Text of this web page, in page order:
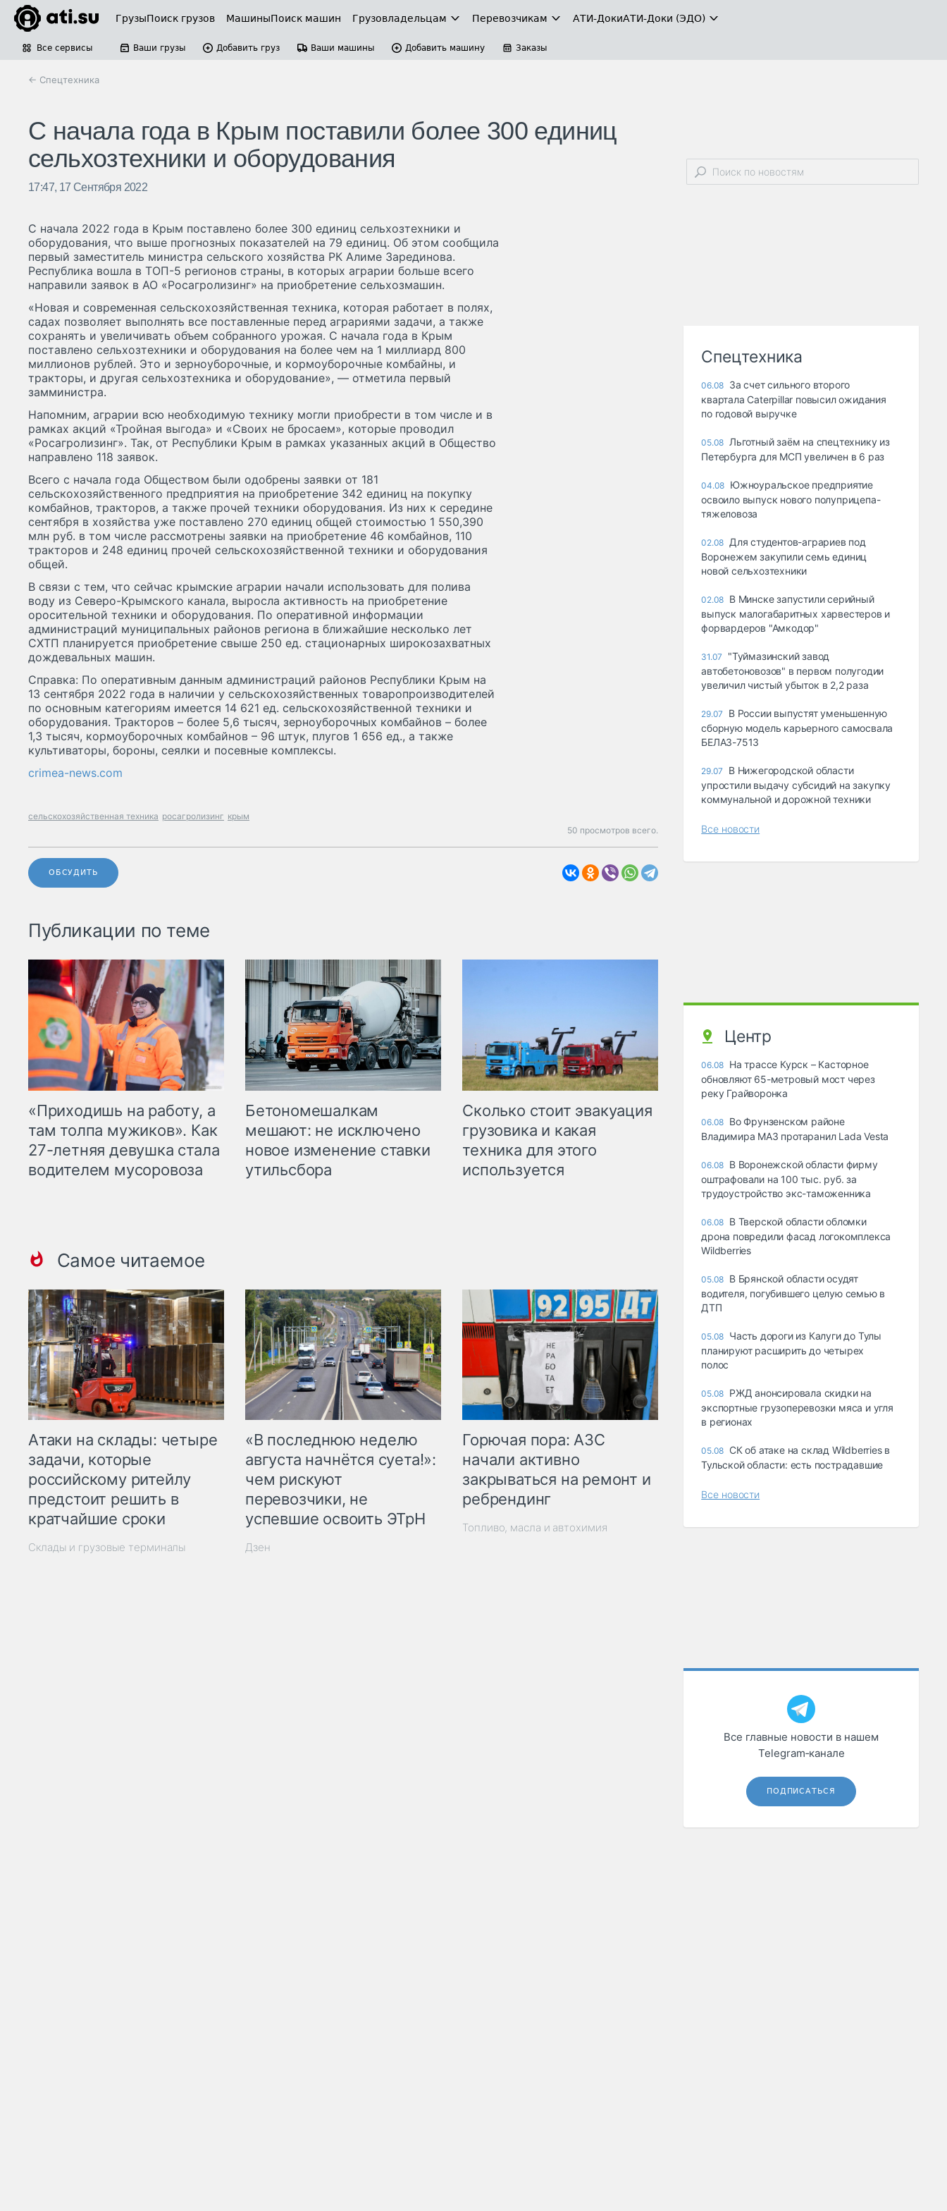
ГрузыПоиск грузов МашиныПоиск машин Грузовладельцам Перевозчикам АТИ-ДокиАТИ-Доки (ЭДО)
Все сервисы Ваши грузы Добавить груз Ваши машины Добавить машину Заказы
← Спецтехника
С начала года в Крым поставили более 300 единиц
сельхозтехники и оборудования
17:47, 17 Сентября 2022
С начала 2022 года в Крым поставлено более 300 единиц сельхозтехники и
оборудования, что выше прогнозных показателей на 79 единиц. Об этом сообщила
первый заместитель министра сельского хозяйства РК Алиме Зарединова.
Республика вошла в ТОП-5 регионов страны, в которых аграрии больше всего
направили заявок в АО «Росагролизинг» на приобретение сельхозмашин.
«Новая и современная сельскохозяйственная техника, которая работает в полях,
садах позволяет выполнять все поставленные перед аграриями задачи, а также
сохранять и увеличивать объем собранного урожая. С начала года в Крым
поставлено сельхозтехники и оборудования на более чем на 1 миллиард 800
миллионов рублей. Это и зерноуборочные, и кормоуборочные комбайны, и
тракторы, и другая сельхозтехника и оборудование», — отметила первый
замминистра.
Напомним, аграрии всю необходимую технику могли приобрести в том числе и в
рамках акций «Тройная выгода» и «Своих не бросаем», которые проводил
«Росагролизинг». Так, от Республики Крым в рамках указанных акций в Общество
направлено 118 заявок.
Всего с начала года Обществом были одобрены заявки от 181
сельскохозяйственного предприятия на приобретение 342 единиц на покупку
комбайнов, тракторов, а также прочей техники оборудования. Из них к середине
сентября в хозяйства уже поставлено 270 единиц общей стоимостью 1 550,390
млн руб. в том числе рассмотрены заявки на приобретение 46 комбайнов, 110
тракторов и 248 единиц прочей сельскохозяйственной техники и оборудования
общей.
В связи с тем, что сейчас крымские аграрии начали использовать для полива
воду из Северо-Крымского канала, выросла активность на приобретение
оросительной техники и оборудования. По оперативной информации
администраций муниципальных районов региона в ближайшие несколько лет
СХТП планируется приобретение свыше 250 ед. стационарных широкозахватных
дождевальных машин.
Справка: По оперативным данным администраций районов Республики Крым на
13 сентября 2022 года в наличии у сельскохозяйственных товаропроизводителей
по основным категориям имеется 14 621 ед. сельскохозяйственной техники и
оборудования. Тракторов – более 5,6 тысяч, зерноуборочных комбайнов – более
1,3 тысяч, кормоуборочных комбайнов – 96 штук, плугов 1 656 ед., а также
культиваторы, бороны, сеялки и посевные комплексы.
crimea-news.com
сельскохозяйственная техника росагролизинг крым
50 просмотров всего.
ОБСУДИТЬ
Публикации по теме
«Приходишь на работу, а
там толпа мужиков». Как
27-летняя девушка стала
водителем мусоровоза
Бетономешалкам
мешают: не исключено
новое изменение ставки
утильсбора
Сколько стоит эвакуация
грузовика и какая
техника для этого
используется
Самое читаемое
Атаки на склады: четыре
задачи, которые
российскому ритейлу
предстоит решить в
кратчайшие сроки
Склады и грузовые терминалы
«В последнюю неделю
августа начнётся суета!»:
чем рискуют
перевозчики, не
успевшие освоить ЭТрН
Дзен
Горючая пора: АЗС
начали активно
закрываться на ремонт и
ребрендинг
Топливо, масла и автохимия
Спецтехника
06.08 За счет сильного второго
квартала Caterpillar повысил ожидания
по годовой выручке
05.08 Льготный заём на спецтехнику из
Петербурга для МСП увеличен в 6 раз
04.08 Южноуральское предприятие
освоило выпуск нового полуприцепа-
тяжеловоза
02.08 Для студентов-аграриев под
Воронежем закупили семь единиц
новой сельхозтехники
02.08 В Минске запустили серийный
выпуск малогабаритных харвестеров и
форвардеров "Амкодор"
31.07
"Туймазинский завод
автобетоновозов" в первом полугодии
увеличил чистый убыток в 2,2 раза
29.07
В России выпустят уменьшенную
сборную модель карьерного самосвала
БЕЛАЗ-7513
29.07
В Нижегородской области
упростили выдачу субсидий на закупку
коммунальной и дорожной техники
Все новости
Центр
06.08 На трассе Курск – Касторное
обновляют 65-метровый мост через
реку Грайворонка
06.08 Во Фрунзенском районе
Владимира МАЗ протаранил Lada Vesta
06.08 В Воронежской области фирму
оштрафовали на 100 тыс. руб. за
трудоустройство экс-таможенника
06.08 В Тверской области обломки
дрона повредили фасад логокомплекса
Wildberries
05.08 В Брянской области осудят
водителя, погубившего целую семью в
ДТП
05.08 Часть дороги из Калуги до Тулы
планируют расширить до четырех
полос
05.08 РЖД анонсировала скидки на
экспортные грузоперевозки мяса и угля
в регионах
05.08 СК об атаке на склад Wildberries в
Тульской области: есть пострадавшие
Все новости
Все главные новости в нашем
Telegram‑канале
ПОДПИСАТЬСЯ